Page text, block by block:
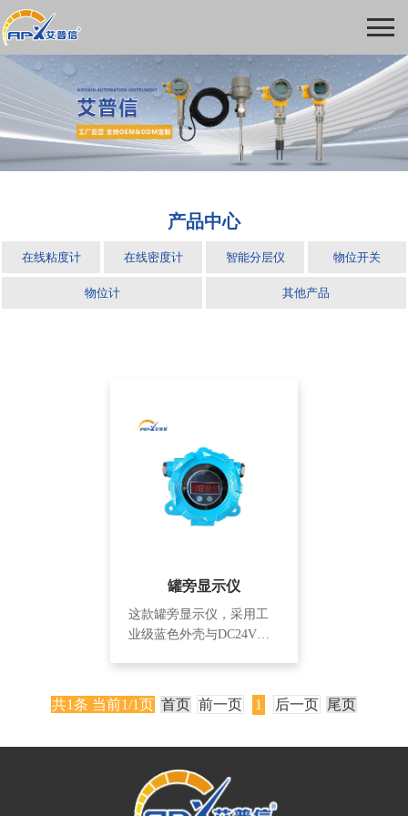
产品中心
在线粘度计 在线密度计 智能分层仪 物位开关
物位计 其他产品
罐旁显示仪
这款罐旁显示仪，采用工
业级蓝色外壳与DC24V安
设计，具备高防护等级与
清晰液晶屏。安装简便，
靠之选。
共1条 当前1/1页 首页 前一页 1 后一页 尾页